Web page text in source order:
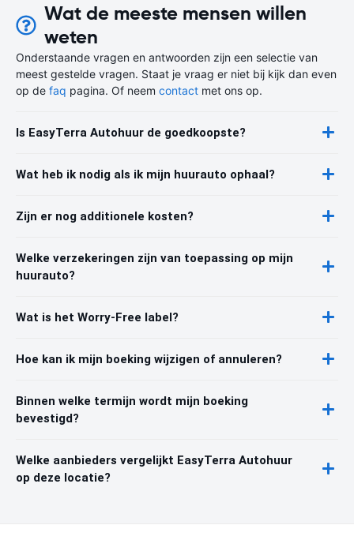
Wat de meeste mensen willen
weten
Onderstaande vragen en antwoorden zijn een selectie van
meest gestelde vragen. Staat je vraag er niet bij kijk dan even
op de faq pagina. Of neem contact met ons op.
Is EasyTerra Autohuur de goedkoopste?
Wat heb ik nodig als ik mijn huurauto ophaal?
Zijn er nog additionele kosten?
Welke verzekeringen zijn van toepassing op mijn
huurauto?
Wat is het Worry-Free label?
Hoe kan ik mijn boeking wijzigen of annuleren?
Binnen welke termijn wordt mijn boeking
bevestigd?
Welke aanbieders vergelijkt EasyTerra Autohuur
op deze locatie?